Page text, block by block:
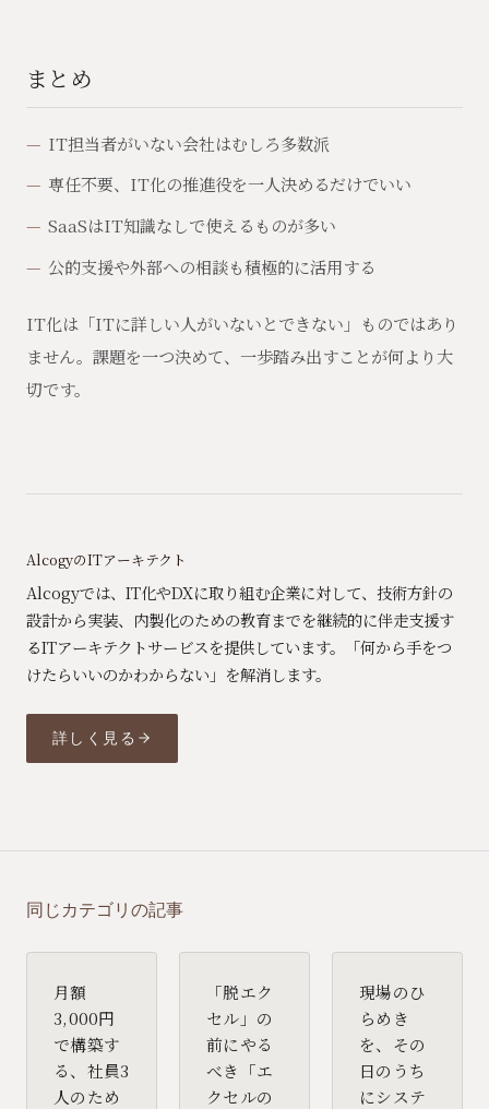
まとめ
IT担当者がいない会社はむしろ多数派
専任不要、IT化の推進役を一人決めるだけでいい
SaaSはIT知識なしで使えるものが多い
公的支援や外部への相談も積極的に活用する
IT化は「ITに詳しい人がいないとできない」ものではあり
ません。課題を一つ決めて、一歩踏み出すことが何より大
切です。
AlcogyのITアーキテクト
Alcogyでは、IT化やDXに取り組む企業に対して、技術方針の
設計から実装、内製化のための教育までを継続的に伴走支援す
るITアーキテクトサービスを提供しています。「何から手をつ
けたらいいのかわからない」を解消します。
詳しく見る
同じカテゴリの記事
月額
3,000円
で構築す
る、社員3
人のため
「脱エク
セル」の
前にやる
べき「エ
クセルの
現場のひ
らめき
を、その
日のうち
にシステ